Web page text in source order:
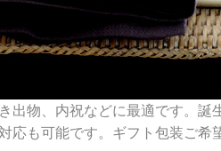
出物、内祝などに最適です。
応も可能です。ギフト包装ご